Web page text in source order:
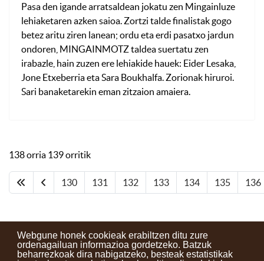
Webgune honek cookieak erabiltzen ditu zure
ordenagailuan informazioa gordetzeko. Batzuk
beharrezkoak dira nabigatzeko, besteak estatistikak
Pasa den igande arratsaldean jokatu zen Mingainluze
lehiaketaren azken saioa. Zortzi talde finalistak gogo
betez aritu ziren lanean; ordu eta erdi pasatxo jardun
ondoren, MINGAINMOTZ taldea suertatu zen
irabazle, hain zuzen ere lehiakide hauek: Eider Lesaka,
Jone Etxeberria eta Sara Boukhalfa. Zorionak hiruroi.
Sari banaketarekin eman zitzaion amaiera.
138 orria 139 orritik
130 131 132 133 134 135 136